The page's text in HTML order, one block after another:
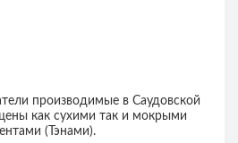
производимые в Саудовской
как сухими так и мокрыми
(Тэнами).